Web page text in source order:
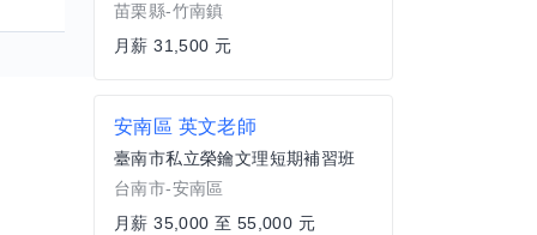
苗栗縣-竹南鎮
月薪 31,500 元
安南區 英文老師
臺南市私立榮鑰文理短期補習班
台南市-安南區
月薪 35,000 至 55,000 元